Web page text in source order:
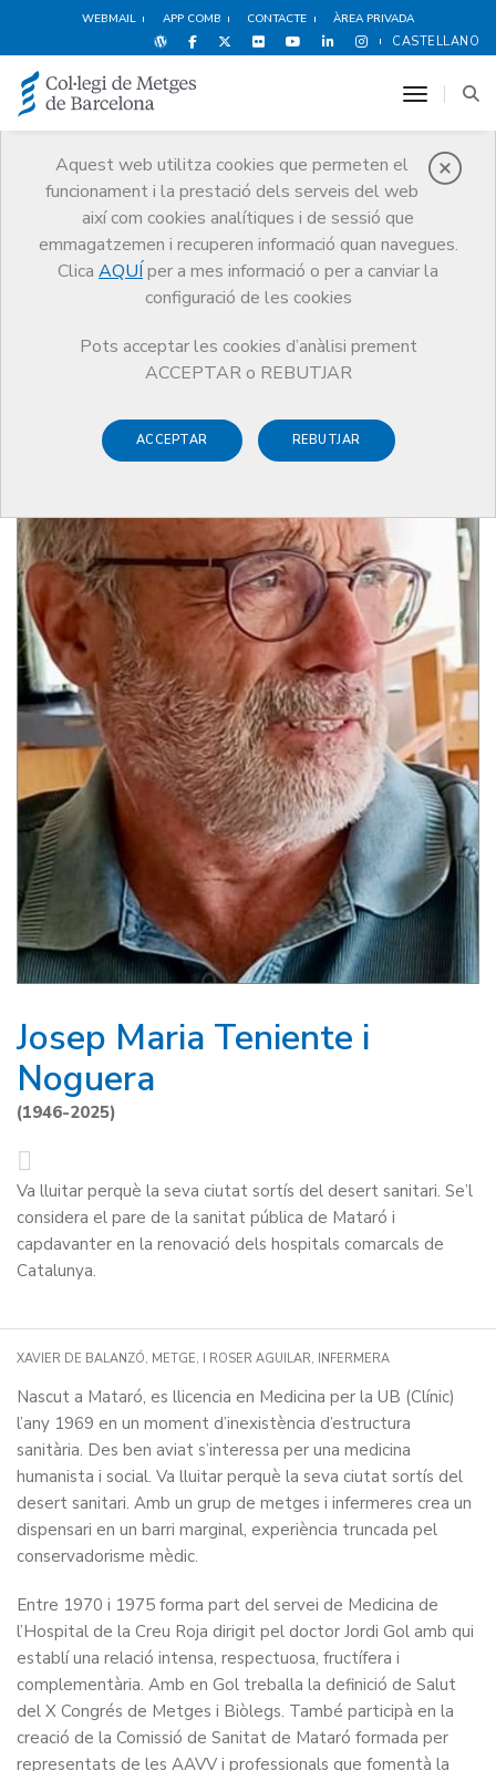
WEBMAIL APP COMB CONTACTE ÀREA PRIVADA
CASTELLANO
Aquest web utilitza cookies que permeten el
funcionament i la prestació dels serveis del web
així com cookies analítiques i de sessió que
emmagatzemen i recuperen informació quan navegues.
Clica AQUÍ per a mes informació o per a canviar la
configuració de les cookies
Pots acceptar les cookies d’anàlisi prement
ACCEPTAR o REBUTJAR
ACCEPTAR REBUTJAR
toggle
Obituaris
Obituaris Josep Maria Teniente i Noguera
Josep Maria Teniente i
Noguera
(1946-2025)
Va lluitar perquè la seva ciutat sortís del desert sanitari. Se’l
considera el pare de la sanitat pública de Mataró i
capdavanter en la renovació dels hospitals comarcals de
Catalunya.
XAVIER DE BALANZÓ, METGE, I ROSER AGUILAR, INFERMERA
Nascut a Mataró, es llicencia en Medicina per la UB (Clínic)
l’any 1969 en un moment d’inexistència d’estructura
sanitària. Des ben aviat s’interessa per una medicina
humanista i social. Va lluitar perquè la seva ciutat sortís del
desert sanitari. Amb un grup de metges i infermeres crea un
dispensari en un barri marginal, experiència truncada pel
conservadorisme mèdic.
Entre 1970 i 1975 forma part del servei de Medicina de
l’Hospital de la Creu Roja dirigit pel doctor Jordi Gol amb qui
establí una relació intensa, respectuosa, fructífera i
complementària. Amb en Gol treballa la definició de Salut
del X Congrés de Metges i Biòlegs. També participà en la
creació de la Comissió de Sanitat de Mataró formada per
representats de les AAVV i professionals que fomentà la